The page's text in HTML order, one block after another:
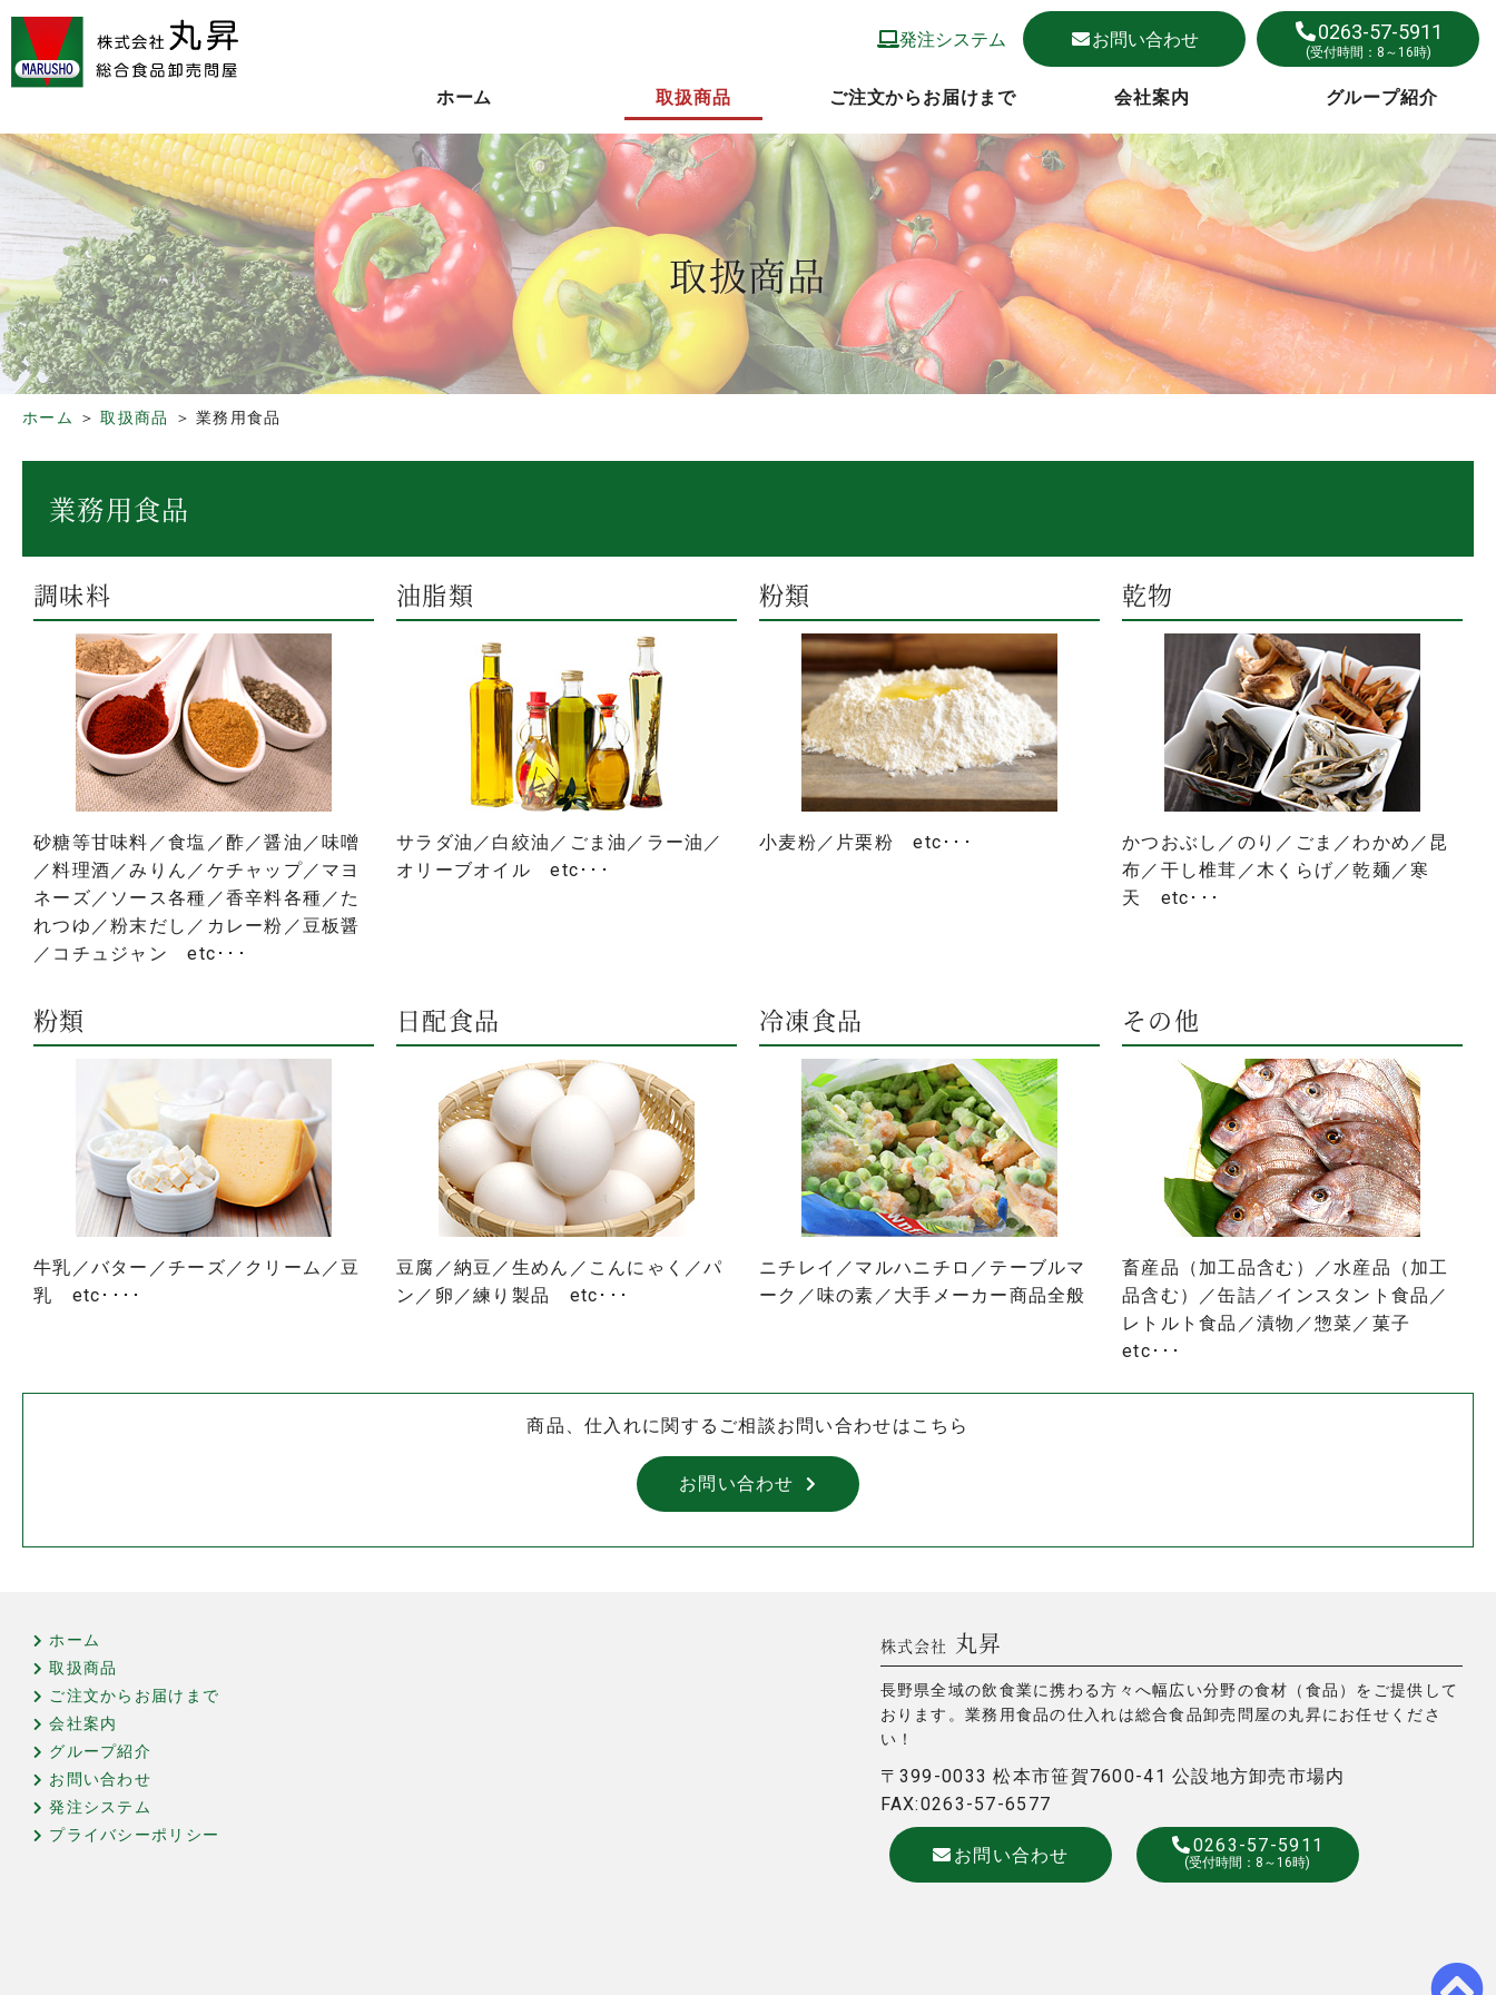
発注システム お問い合わせ 0263-57-5911
(受付時間：8～16時)
ホーム 取扱商品 ご注文からお届けまで 会社案内 グループ紹介
取扱商品
ホーム 取扱商品 業務用食品
業務用食品
調味料
砂糖等甘味料／食塩／酢／醤油／味噌
／料理酒／みりん／ケチャップ／マヨ
ネーズ／ソース各種／香辛料各種／た
れつゆ／粉末だし／カレー粉／豆板醤
／コチュジャン etc･･･
油脂類
サラダ油／白絞油／ごま油／ラー油／
オリーブオイル etc･･･
粉類
小麦粉／片栗粉 etc･･･
乾物
かつおぶし／のり／ごま／わかめ／昆
布／干し椎茸／木くらげ／乾麺／寒
天 etc･･･
粉類
牛乳／バター／チーズ／クリーム／豆
乳 etc････
日配食品
豆腐／納豆／生めん／こんにゃく／パ
ン／卵／練り製品 etc･･･
冷凍食品
ニチレイ／マルハニチロ／テーブルマ
ーク／味の素／大手メーカー商品全般
その他
畜産品（加工品含む）／水産品（加工
品含む）／缶詰／インスタント食品／
レトルト食品／漬物／惣菜／菓子
etc･･･
商品、仕入れに関するご相談お問い合わせはこちら
お問い合わせ
ホーム
取扱商品
ご注文からお届けまで
会社案内
グループ紹介
お問い合わせ
発注システム
プライバシーポリシー
株式会社 丸昇
長野県全域の飲食業に携わる方々へ幅広い分野の食材（食品）をご提供して
おります。業務用食品の仕入れは総合食品卸売問屋の丸昇にお任せくださ
い！
〒399-0033 松本市笹賀7600-41 公設地方卸売市場内
FAX:0263-57-6577
お問い合わせ 0263-57-5911
(受付時間：8～16時)